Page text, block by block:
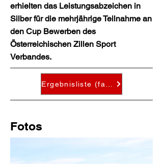
erhielten das Leistungsabzeichen in
Silber für die mehrjährige Teilnahme an
den Cup Bewerben des
Österreichischen Zillen Sport
Verbandes.
Ergebnisliste (falls vorhanden)
Fotos